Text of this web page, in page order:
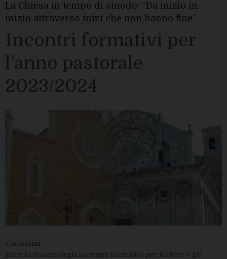
La Chiesa in tempo di sinodo: “Da inizio in
inizio attraverso inizi che non hanno fine”
Incontri formativi per
l’anno pastorale
2023/2024
Carissimi,
Ecco la traccia degli incontri formativi per il clero e gli